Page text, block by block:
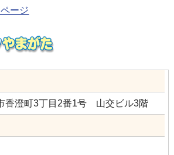
ージ
香澄町3丁目2番1号 山交ビル3階